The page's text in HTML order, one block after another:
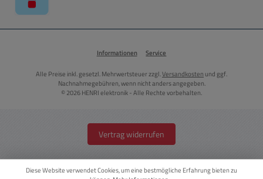
Informationen Service
Alle Preise inkl. gesetzl. Mehrwertsteuer zzgl.Versandkosten und ggf.
Nachnahmegebühren, wenn nicht anders angegeben.
© 2026 HENRI elektronik - Alle Rechte vorbehalten.
Vertrag widerrufen
Diese Website verwendet Cookies, um eine bestmögliche Erfahrung bieten zu